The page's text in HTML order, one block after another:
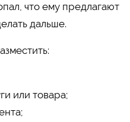
что ему предлагают
дальше.
или товара;